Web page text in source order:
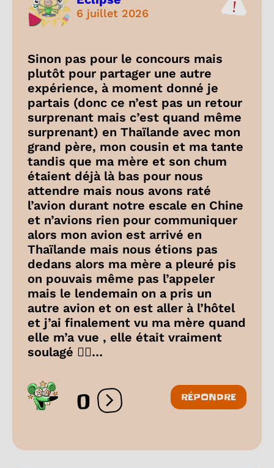
6 juillet 2026
Sinon pas pour le concours mais
plutôt pour partager une autre
expérience, à moment donné je
partais (donc ce n’est pas un retour
surprenant mais c’est quand même
surprenant) en Thaïlande avec mon
grand père, mon cousin et ma tante
tandis que ma mère et son chum
étaient déjà là bas pour nous
attendre mais nous avons raté
l’avion durant notre escale en Chine
et n’avions rien pour communiquer
alors mon avion est arrivé en
Thaïlande mais nous étions pas
dedans alors ma mère a pleuré pis
on pouvais même pas l’appeler
mais le lendemain on a pris un
autre avion et on est aller à l’hôtel
et j’ai finalement vu ma mère quand
elle m’a vue , elle était vraiment
soulagé 😮‍💨…
0 Ouvrir les réactions
RÉPONDRE